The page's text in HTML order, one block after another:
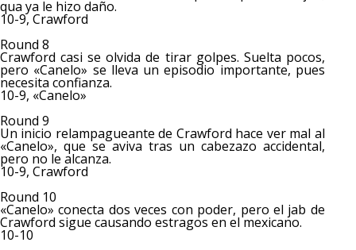
qua ya le hizo daño.
10-9, Crawford
Round 8
Crawford casi se olvida de tirar golpes. Suelta pocos,
pero «Canelo» se lleva un episodio importante, pues
necesita confianza.
10-9, «Canelo»
Round 9
Un inicio relampagueante de Crawford hace ver mal al
«Canelo», que se aviva tras un cabezazo accidental,
pero no le alcanza.
10-9, Crawford
Round 10
«Canelo» conecta dos veces con poder, pero el jab de
Crawford sigue causando estragos en el mexicano.
10-10